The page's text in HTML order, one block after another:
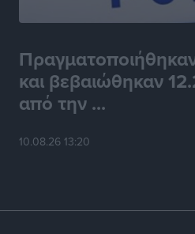
και βεβαιώθηκαν
από την ...
10.08.26 13:20